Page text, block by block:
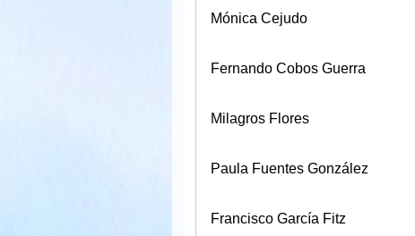
Mónica Cejudo
Fernando Cobos Guerra
Milagros Flores
Paula Fuentes González
Francisco García Fitz